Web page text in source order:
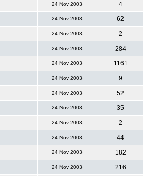
24 Nov 2003 4
24 Nov 2003 62
24 Nov 2003 2
24 Nov 2003 284
24 Nov 2003 1161
24 Nov 2003 9
24 Nov 2003 52
24 Nov 2003 35
24 Nov 2003 2
24 Nov 2003 44
24 Nov 2003 182
24 Nov 2003 216